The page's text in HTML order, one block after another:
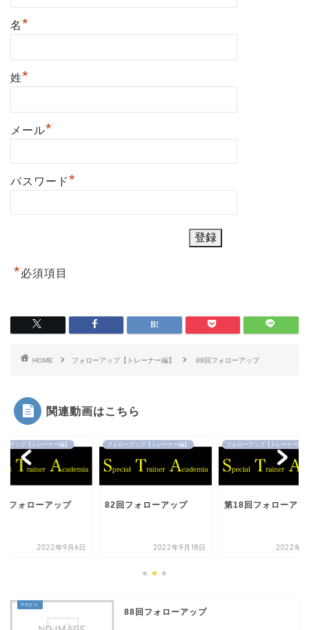
名*
姓*
メール*
パスワード*
*必須項目
HOME フォローアップ【トレーナー編】 89回フォローアップ
関連動画はこちら
ーアップ【トレーナー編】
フォローアップ
2022年9月6日
フォローアップ【トレーナー編】
82回フォローアップ
2022年9月18日
フォローアップ【トレーナー編】
第18回フォローアッ
2022年9
88回フォローアップ